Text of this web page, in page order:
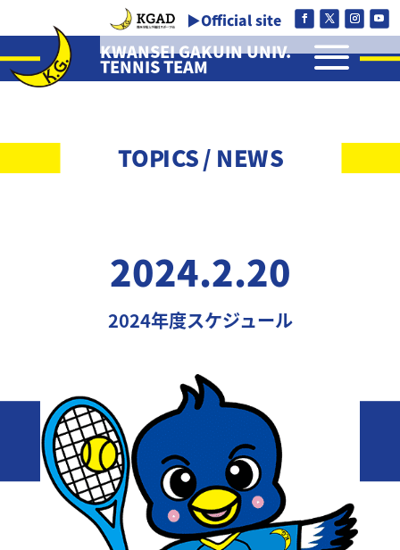
▶Official site
KWANSEI GAKUIN UNIV.
TENNIS TEAM a
TOPICS / NEWS
2024.2.20
2024年度スケジュール